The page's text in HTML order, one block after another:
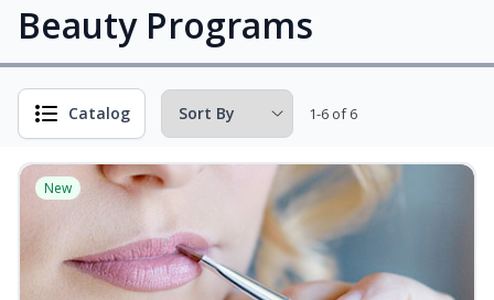
Beauty Programs
Catalog 1-6 of 6
New